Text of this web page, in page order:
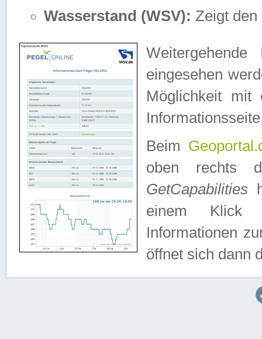
Wasserstand (WSV): Zeigt den
eingesehen
Möglichkeit mit
Beim
oben rechts
GetCapabilities
einem Klick
Informationen
öffnet sich dann